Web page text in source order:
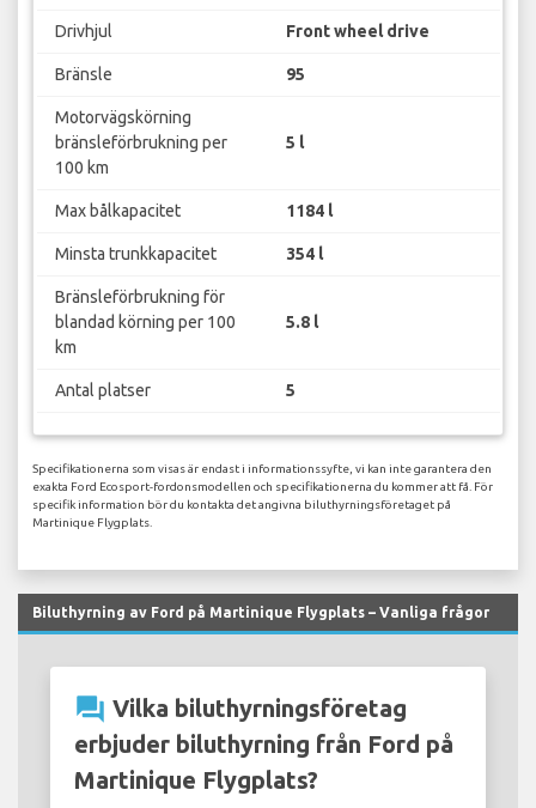
Drivhjul Front wheel drive
Bränsle 95
Motorvägskörning
bränsleförbrukning per
100 km
5 l
Max bålkapacitet 1184 l
Minsta trunkkapacitet 354 l
Bränsleförbrukning för
blandad körning per 100
km
5.8 l
Antal platser 5
Specifikationerna som visas är endast i informationssyfte, vi kan inte garantera den
exakta Ford Ecosport-fordonsmodellen och specifikationerna du kommer att få. För
specifik information bör du kontakta det angivna biluthyrningsföretaget på
Martinique Flygplats.
Biluthyrning av Ford på Martinique Flygplats – Vanliga frågor
question_answer Vilka biluthyrningsföretag
erbjuder biluthyrning från Ford på
Martinique Flygplats?